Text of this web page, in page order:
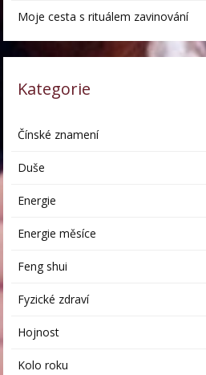
Moje cesta s rituálem zavinování
Kategorie
Čínské znamení
Duše
Energie
Energie měsíce
Feng shui
Fyzické zdraví
Hojnost
Kolo roku